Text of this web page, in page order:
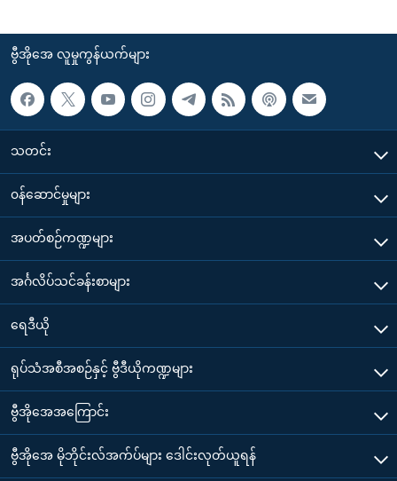
ဗွီအိုအေ လူမှုကွန်ယက်များ
သတင်း
၀န်ဆောင်မှုများ
အပတ်စဉ်ကဏ္ဍများ
အင်္ဂလိပ်သင်ခန်းစာများ
ရေဒီယို
ရုပ်သံအစီအစဉ်နှင့် ဗွီဒီယိုကဏ္ဍများ
ဗွီအိုအေအကြောင်း
ဗွီအိုအေ မိုဘိုင်းလ်အက်ပ်များ ဒေါင်းလုတ်ယူရန်